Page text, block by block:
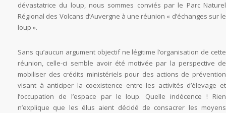
dévastatrice du loup, nous sommes conviés par le Parc Naturel
Régional des Volcans d’Auvergne à une réunion « d’échanges sur le
loup ».
Sans qu’aucun argument objectif ne légitime l’organisation de cette
réunion, celle-ci semble avoir été motivée par la perspective de
mobiliser des crédits ministériels pour des actions de prévention
visant à anticiper la coexistence entre les activités d’élevage et
l’occupation de l’espace par le loup. Quelle indécence ! Rien
n’explique que les élus aient décidé de consacrer les moyens